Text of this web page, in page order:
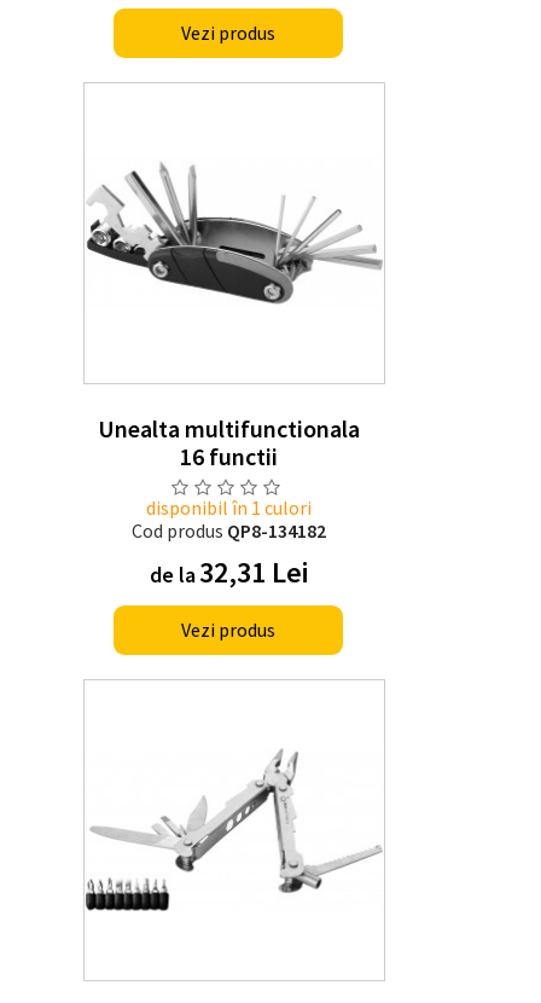
Vezi produs
Unealta multifunctionala
16 functii
disponibil în 1 culori
Cod produs QP8-134182
de la32,31 Lei
Vezi produs